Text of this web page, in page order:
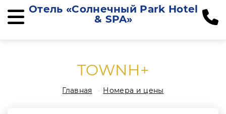
Отель «Солнечный Park Hotel
& SPA»
TOWNH+
Главная Номера и цены